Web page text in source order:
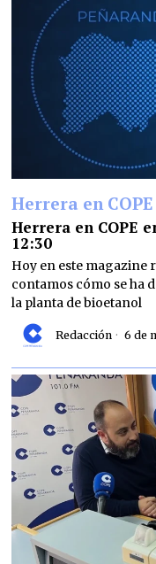
Herrera en COPE
Herrera en COPE
12:30
Hoy en este magazine
contamos cómo se ha
la planta de bioetanol
Redacción 6 de